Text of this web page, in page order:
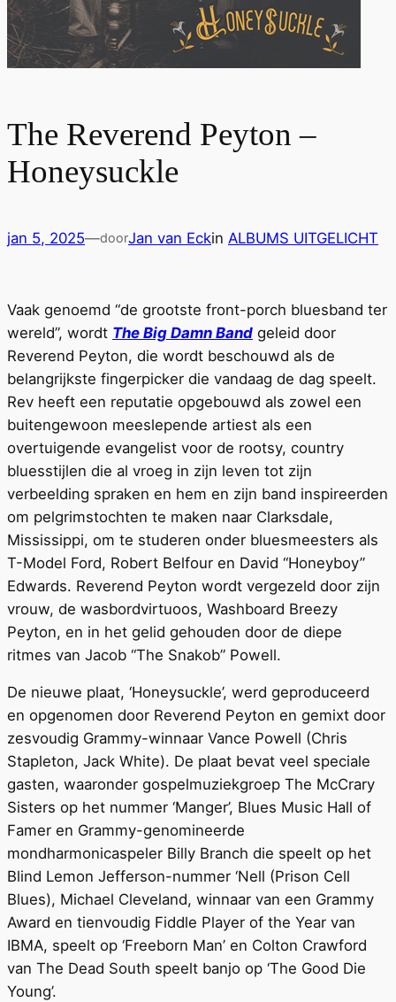
The Reverend Peyton –
Honeysuckle
jan 5, 2025—doorJan van Eckin ALBUMS UITGELICHT
Vaak genoemd “de grootste front-porch bluesband ter
wereld”, wordt The Big Damn Band geleid door
Reverend Peyton, die wordt beschouwd als de
belangrijkste fingerpicker die vandaag de dag speelt.
Rev heeft een reputatie opgebouwd als zowel een
buitengewoon meeslepende artiest als een
overtuigende evangelist voor de rootsy, country
bluesstijlen die al vroeg in zijn leven tot zijn
verbeelding spraken en hem en zijn band inspireerden
om pelgrimstochten te maken naar Clarksdale,
Mississippi, om te studeren onder bluesmeesters als
T-Model Ford, Robert Belfour en David “Honeyboy”
Edwards. Reverend Peyton wordt vergezeld door zijn
vrouw, de wasbordvirtuoos, Washboard Breezy
Peyton, en in het gelid gehouden door de diepe
ritmes van Jacob “The Snakob” Powell.
De nieuwe plaat, ‘Honeysuckle’, werd geproduceerd
en opgenomen door Reverend Peyton en gemixt door
zesvoudig Grammy-winnaar Vance Powell (Chris
Stapleton, Jack White). De plaat bevat veel speciale
gasten, waaronder gospelmuziekgroep The McCrary
Sisters op het nummer ‘Manger’, Blues Music Hall of
Famer en Grammy-genomineerde
mondharmonicaspeler Billy Branch die speelt op het
Blind Lemon Jefferson-nummer ‘Nell (Prison Cell
Blues), Michael Cleveland, winnaar van een Grammy
Award en tienvoudig Fiddle Player of the Year van
IBMA, speelt op ‘Freeborn Man’ en Colton Crawford
van The Dead South speelt banjo op ‘The Good Die
Young’.